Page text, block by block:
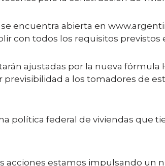
se encuentra abierta en
con todos los requisitos previstos
ajustadas por la nueva fórmula
previsibilidad a los tomadores de
política federal de viviendas que
acciones estamos impulsando un